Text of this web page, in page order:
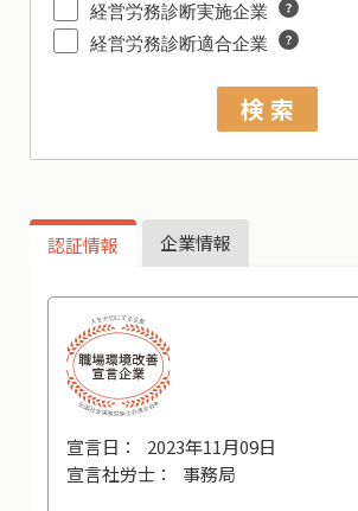
経営労務診断実施企業
経営労務診断適合企業
検 索
認証情報 企業情報
2023年11月09日
事務局